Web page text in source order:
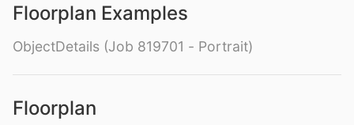
Floorplan Examples
ObjectDetails (Job 819701 - Portrait)
Floorplan